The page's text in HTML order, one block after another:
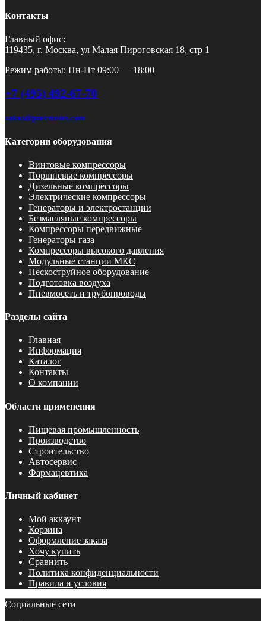
Контакты
Главный офис:
119435, г. Москва, ул Малая Пироговская 18, стр 1
Режим работы: Пн-Пт 09:00 — 18:00
+7 (495) 492-67-70
zakaz@pnevmotex.com
Категории оборудования
Винтовые компрессоры
Поршневые компрессоры
Дизельные компрессоры
Электрические компрессоры
Генераторы и электростанции
Безмасляные компрессоры
Компрессоры передвижные
Генераторы газа
Компрессоры высокого давления
Модульные станции МКС
Пескоструйное оборудование
Подготовка воздуха
Пневмосеть и трубопроводы
Разделы сайта
Главная
Информация
Каталог
Контакты
О компании
Области применения
Пищевая промышленность
Производство
Строительство
Автосервис
Фармацевтика
Личный кабинет
Мой аккаунт
Корзина
Оформление заказа
Хочу купить
Сравнить
Политика конфиденциальности
Правила и условия
Социальные сети